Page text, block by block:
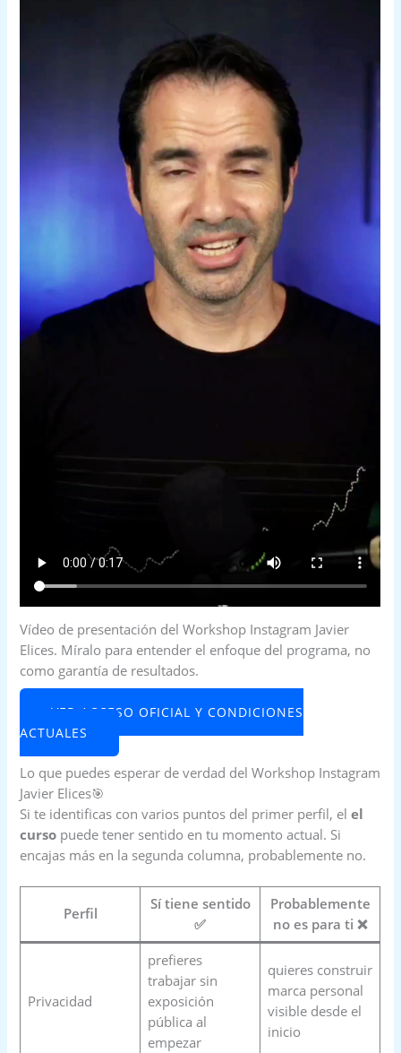
Vídeo de presentación del Workshop Instagram Javier
Elices. Míralo para entender el enfoque del programa, no
como garantía de resultados.
VER ACCESO OFICIAL Y CONDICIONES
ACTUALES
Lo que puedes esperar de verdad del Workshop Instagram
Javier Elices🎯
Si te identificas con varios puntos del primer perfil, elel
curso puede tener sentido en tu momento actual. Si
encajas más en la segunda columna, probablemente no.
Perfil
Sí tiene sentido
✅
Probablemente
no es para ti ❌
Privacidad
prefieres
trabajar sin
exposición
pública al
empezar
quieres construir
marca personal
visible desde el
inicio